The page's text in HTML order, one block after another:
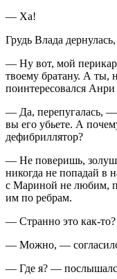
— Ха!
Грудь Влада
— Ну вот, мой
твоему братану. А ты,
поинтересовался
— Да, перепугалась,
вы его убьете. А
дефибриллятор?
— Не поверишь,
никогда не попадай в
с Мариной не любим,
им по ребрам.
— Странно это как-
— Можно, —
— Где я? —